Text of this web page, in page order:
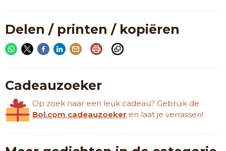
Delen / printen / kopiëren
Cadeauzoeker
Op zoek naar een leuk cadeau? Gebruik de
Bol.com cadeauzoeker en laat je verrassen!